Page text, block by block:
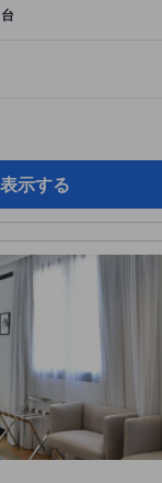
示する